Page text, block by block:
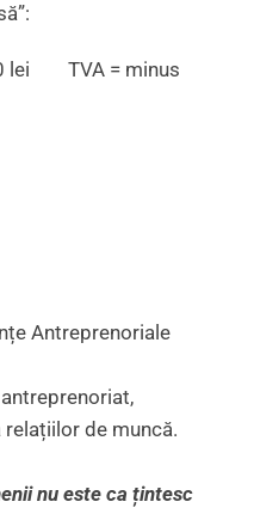
lei TVA = minus
Antreprenoriale
de muncă.
nu este ca țintesc